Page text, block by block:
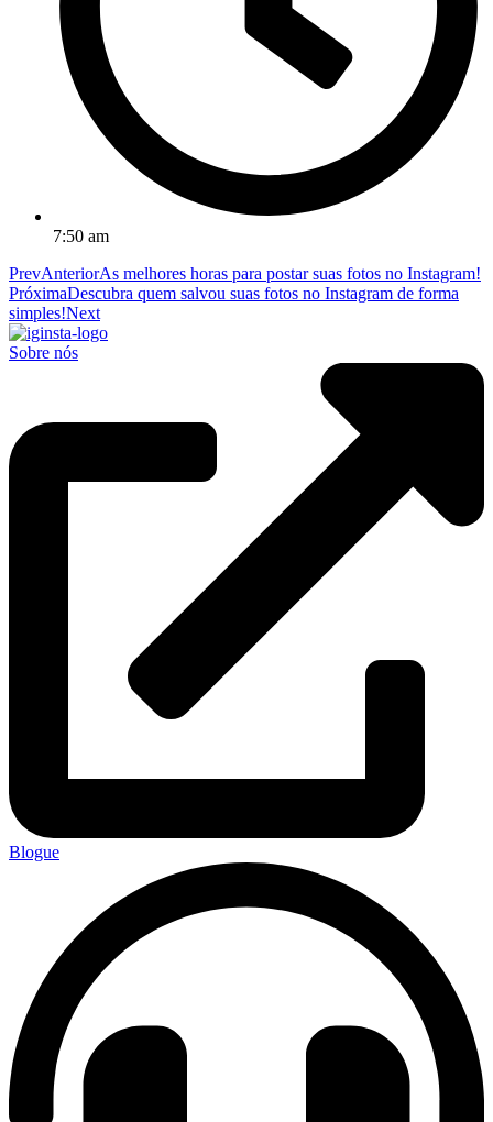
7:50 am
PrevAnteriorAs melhores horas para postar suas fotos no Instagram!
PróximaDescubra quem salvou suas fotos no Instagram de forma
simples!Next
Sobre nós
Blogue